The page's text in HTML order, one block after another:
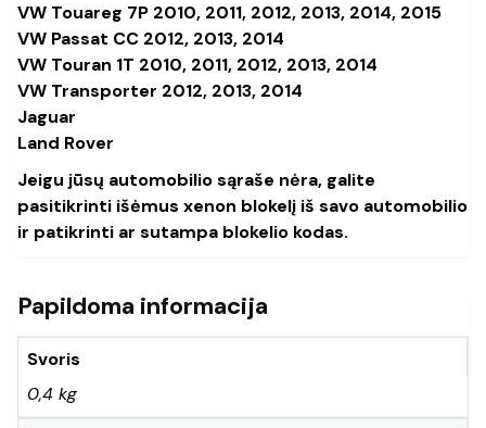
VW Touareg 7P 2010, 2011, 2012, 2013, 2014, 2015
VW Passat CC 2012, 2013, 2014
VW Touran 1T 2010, 2011, 2012, 2013, 2014
VW Transporter 2012, 2013, 2014
Jaguar
Land Rover
Jeigu jūsų automobilio sąraše nėra, galite
pasitikrinti išėmus xenon blokelį iš savo automobilio
ir patikrinti ar sutampa blokelio kodas.
Papildoma informacija
Svoris
0,4 kg